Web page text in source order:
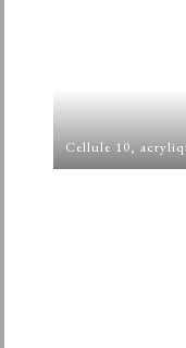
Cellule 10,